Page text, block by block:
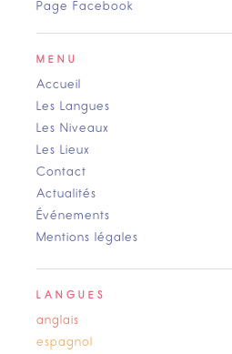
Page Facebook
MENU
Accueil
Les Langues
Les Niveaux
Les Lieux
Contact
Actualités
Événements
Mentions légales
LANGUES
anglais
espagnol